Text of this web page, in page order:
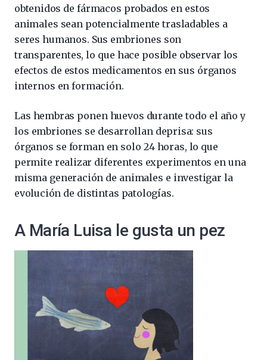
obtenidos de fármacos probados en estos
animales sean potencialmente trasladables a
seres humanos. Sus embriones son
transparentes, lo que hace posible observar los
efectos de estos medicamentos en sus órganos
internos en formación.
Las hembras ponen huevos durante todo el año y
los embriones se desarrollan deprisa: sus
órganos se forman en solo 24 horas, lo que
permite realizar diferentes experimentos en una
misma generación de animales e investigar la
evolución de distintas patologías.
A María Luisa le gusta un pez